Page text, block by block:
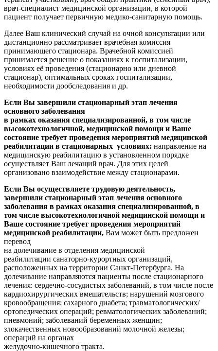
врач-специалист медицинской организации, в которой
пациент получает первичную медико-санитарную помощь.
Далее Ваш клинический случай на очной консультации или
дистанционно рассматривает врачебная комиссия
принимающего стационара. Врачебной комиссией
принимается решение о показаниях к госпитализации,
условиях её проведения (стационарно или дневной
стационар), оптимальных сроках госпитализации,
необходимости дообследования и др.
Если Вы завершили стационарный этап лечения
основного заболевания
в рамках оказания специализированной, в том числе
высокотехнологичной, медицинской помощи и Ваше
состояние требует проведения мероприятий медицинской
реабилитации в стационарных условиях: направление на
медицинскую реабилитацию в установленном порядке
осуществляет Ваш лечащий врач. Для этих целей
организовано взаимодействие между стационарами.
Если Вы осуществляете трудовую деятельность,
завершили стационарный этап лечения основного
заболевания в рамках оказания специализированной, в
том числе высокотехнологичной медицинской помощи и
Ваше состояние требует проведения мероприятий
медицинской реабилитации, Вам может быть предложен
перевод
на долечивание в отделения медицинской
реабилитации санаторно-курортных организаций,
расположенных на территории Санкт-Петербурга. На
долечивание направляются пациенты после стационарного
лечения: сердечно-сосудистых заболеваний, в том числе после
кардиохирургических вмешательств; нарушений мозгового
кровообращения; сахарного диабета; травматологических/
ортопедических операций; ревматологических заболеваний;
пневмоний; заболеваний беременных женщин;
злокачественных новообразований молочной железы;
операций на органах
желудочно-кишечного тракта.